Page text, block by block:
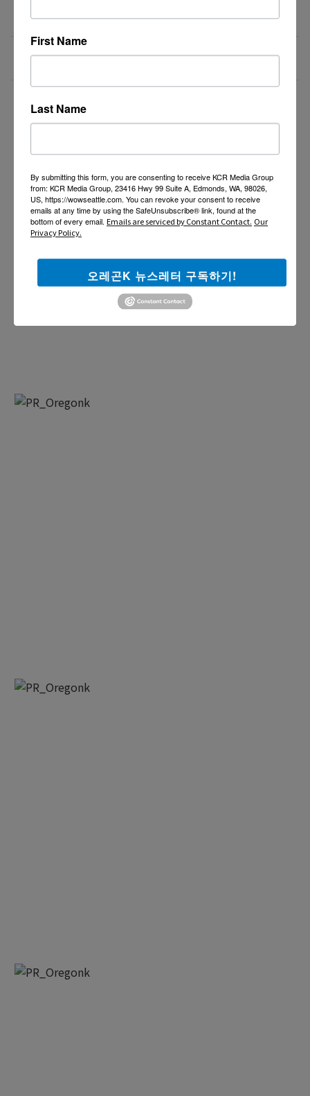
Gastropub (Downtown PDX)
[한식타운] 파트타임 서버 모집 – 활기차고 친절한 분
07/03/26
First Name
Last Name
By submitting this form, you are consenting to receive KCR Media Group
from: KCR Media Group, 23416 Hwy 99 Suite A, Edmonds, WA, 98026,
US, https://wowseattle.com. You can revoke your consent to receive
emails at any time by using the SafeUnsubscribe® link, found at the
bottom of every email. Emails are serviced by Constant Contact. Our
Privacy Policy.
오레곤K 뉴스레터 구독하기!